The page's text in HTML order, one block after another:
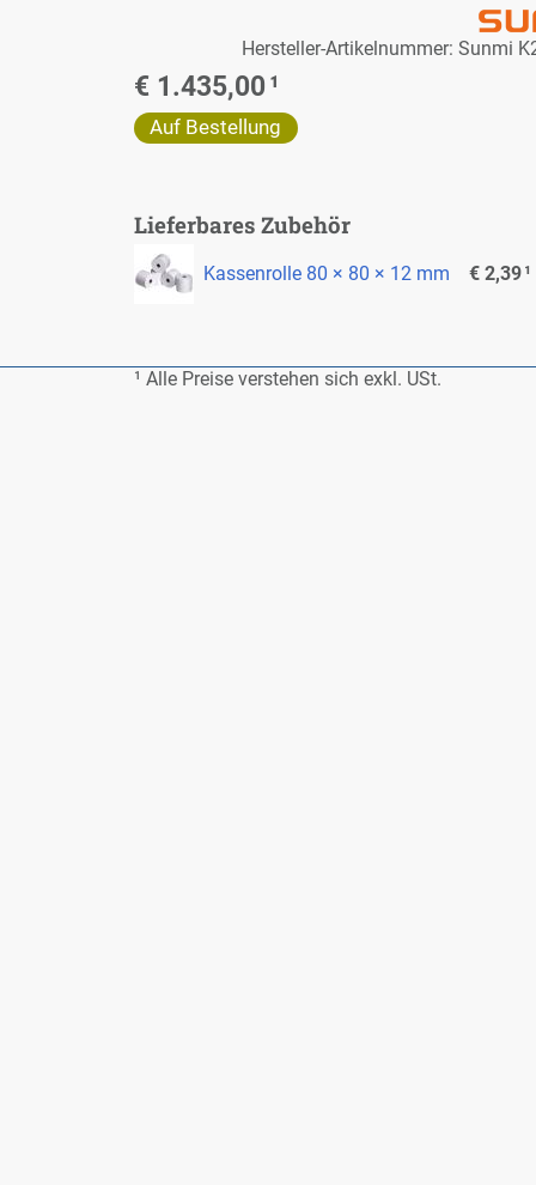
Her­stel­ler-Ar­ti­kel­num­mer: Sun­mi
€ 1.435,00¹
Auf Be­stel­lung
Lie­fer­ba­res Zu­be­hör
Kas­sen­rol­le 80 × 80 × 12 mm € 2,39¹
¹ Al­le Prei­se ver­ste­hen sich exkl. USt.